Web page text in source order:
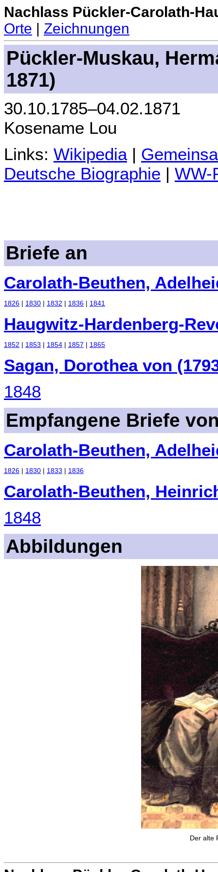
Nachlass Pückler-Carolath-
Orte | Zeichnungen
Pückler-Muskau,
1871)
30.10.1785–04.02.1871
Kosename Lou
Links: Wikipedia|
Deutsche Biographie | WW-
Briefe an
Carolath-Beuthen,
1826 | 1830 | 1832 | 1836 | 1841
Haugwitz-Hardenberg-
1852 | 1853 | 1854 | 1857 | 1865
Sagan, Dorothea von
1848
Empfangene Briefe
Carolath-Beuthen,
1826 | 1830 | 1833 | 1836
Carolath-Beuthen,
1848
Abbildungen
Der alte